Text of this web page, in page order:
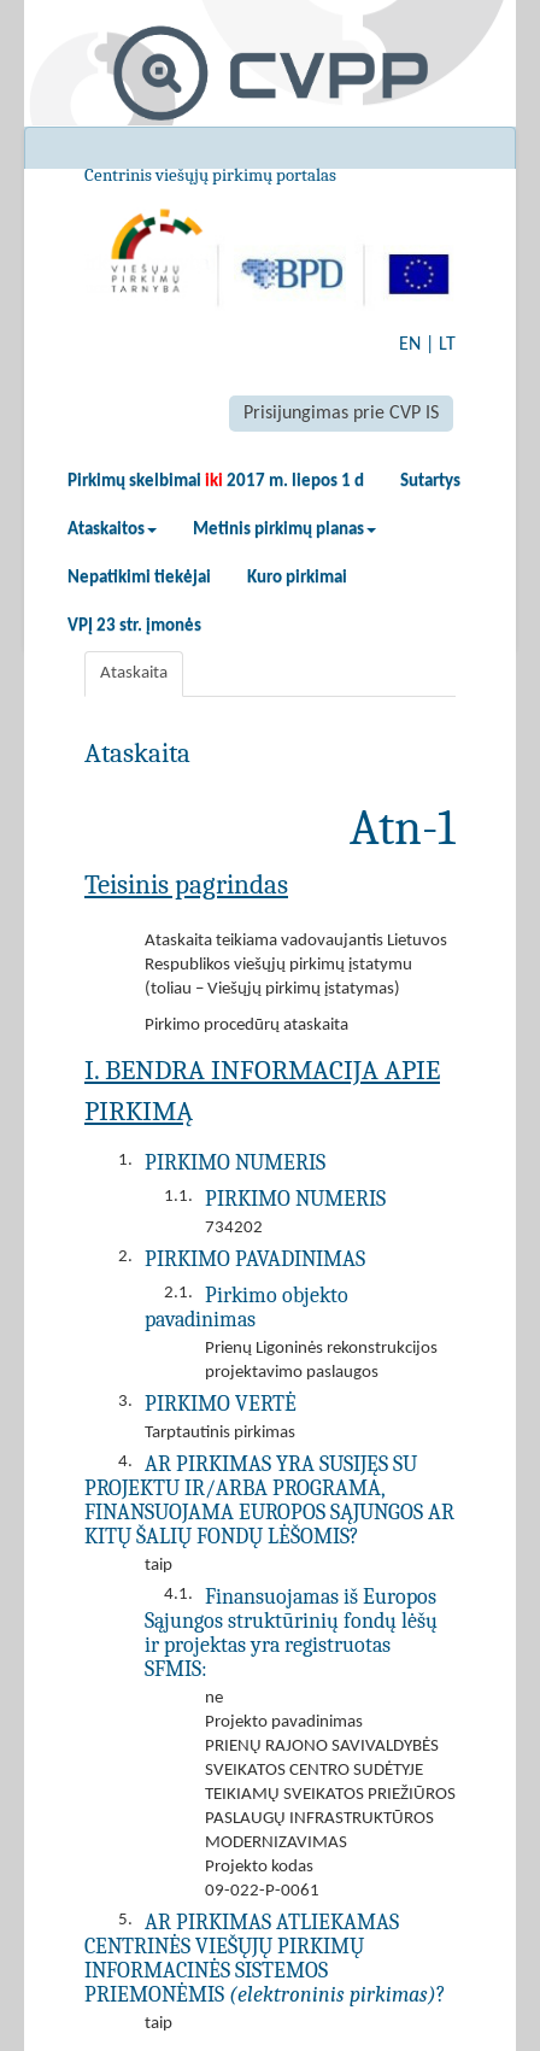
Centrinis viešųjų pirkimų portalas
EN LT
Prisijungimas prie CVP IS
Pirkimų skelbimai iki 2017 m. liepos 1 d Sutartys
Ataskaitos Metinis pirkimų planas
Nepatikimi tiekėjai Kuro pirkimai
VPĮ 23 str. įmonės
Ataskaita
Ataskaita
Atn-1
Teisinis pagrindas
Ataskaita teikiama vadovaujantis Lietuvos
Respublikos viešųjų pirkimų įstatymu
(toliau – Viešųjų pirkimų įstatymas)
Pirkimo procedūrų ataskaita
I. BENDRA INFORMACIJA APIE
PIRKIMĄ
1. PIRKIMO NUMERIS
1.1. PIRKIMO NUMERIS
734202
2.
PIRKIMO PAVADINIMAS
2.1.
Pirkimo objekto
pavadinimas
Prienų Ligoninės rekonstrukcijos
projektavimo paslaugos
3.
PIRKIMO VERTĖ
Tarptautinis pirkimas
4.
AR PIRKIMAS YRA SUSIJĘS SU
PROJEKTU IR/ARBA PROGRAMA,
FINANSUOJAMA EUROPOS SĄJUNGOS AR
KITŲ ŠALIŲ FONDŲ LĖŠOMIS?
taip
4.1.
Finansuojamas iš Europos
Sąjungos struktūrinių fondų lėšų
ir projektas yra registruotas
SFMIS:
ne
Projekto pavadinimas
PRIENŲ RAJONO SAVIVALDYBĖS
SVEIKATOS CENTRO SUDĖTYJE
TEIKIAMŲ SVEIKATOS PRIEŽIŪROS
PASLAUGŲ INFRASTRUKTŪROS
MODERNIZAVIMAS
Projekto kodas
09-022-P-0061
5.
AR PIRKIMAS ATLIEKAMAS
CENTRINĖS VIEŠŲJŲ PIRKIMŲ
INFORMACINĖS SISTEMOS
PRIEMONĖMIS (elektroninis pirkimas)?
taip